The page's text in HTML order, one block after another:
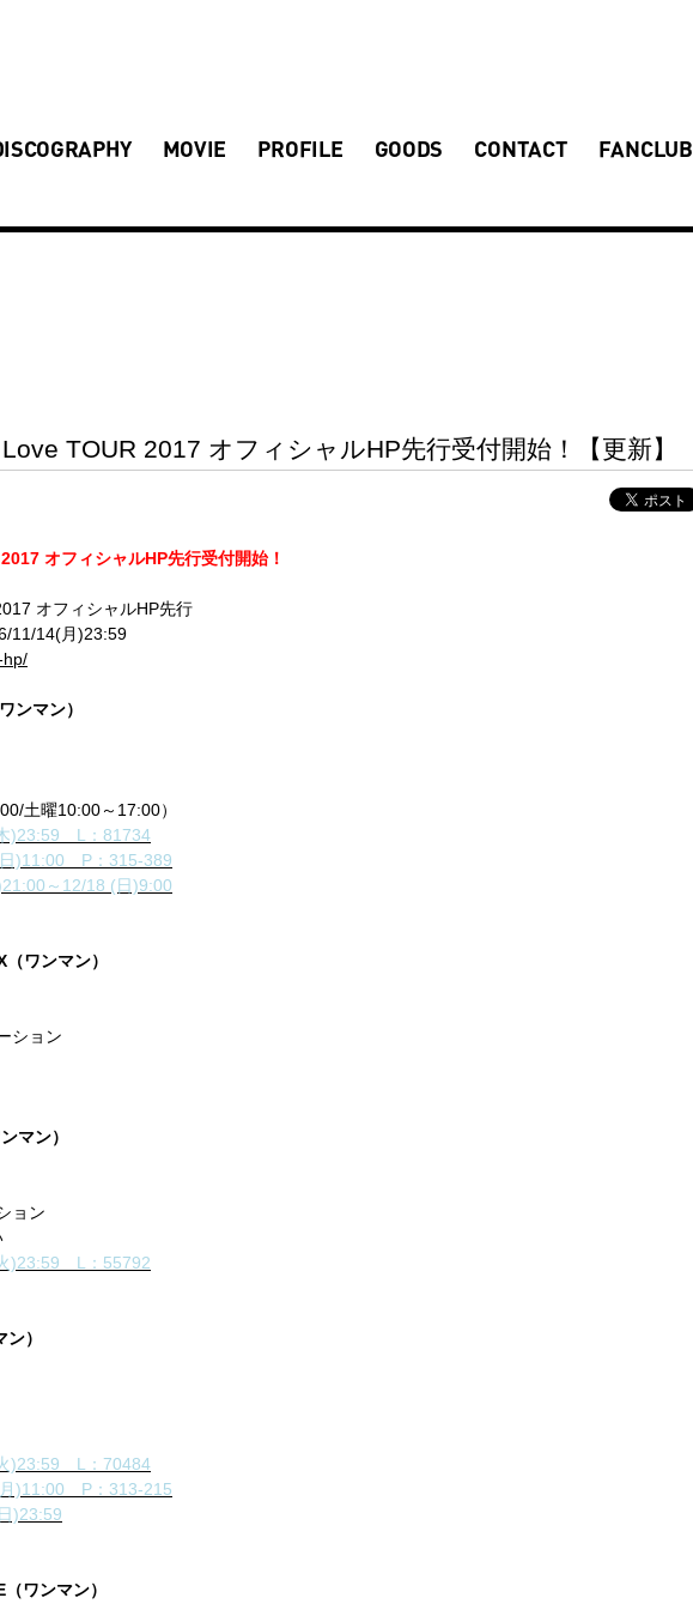
MOVIE PROFILE GOODS CONTACT FANCLUB
TOUR 2017 オフィシャルHP先行受付開始！【更新】
オフィシャルHP先行受付開始！
オフィシャルHP先行
11/14(月)23:59
hp/
ンマン）
土曜10:00～17:00）
)23:59 L：81734
P：315-389
～12/18 (日)9:00
ワンマン）
ション
マン）
ョン
)23:59 L：55792
）
)23:59 L：70484
P：313-215
ワンマン）